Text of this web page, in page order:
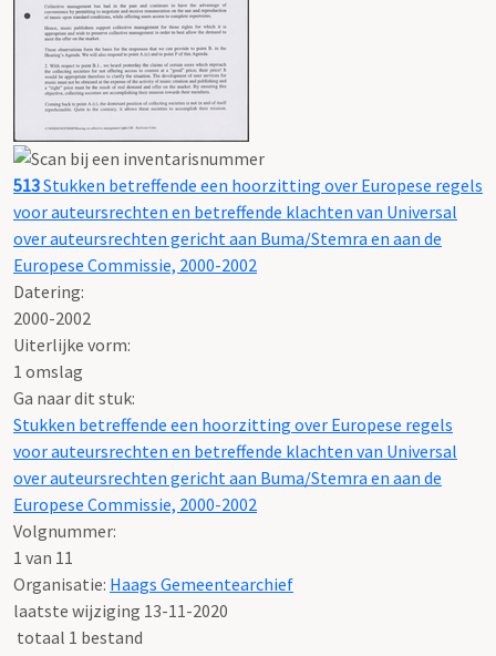
513Stukken betreffende een hoorzitting over Europese regels
voor auteursrechten en betreffende klachten van Universal
over auteursrechten gericht aan Buma/Stemra en aan de
Europese Commissie, 2000-2002
Datering:
2000-2002
Uiterlijke vorm:
1 omslag
Ga naar dit stuk:
Stukken betreffende een hoorzitting over Europese regels
voor auteursrechten en betreffende klachten van Universal
over auteursrechten gericht aan Buma/Stemra en aan de
Europese Commissie, 2000-2002
Volgnummer:
1 van 11
Organisatie: Haags Gemeentearchief
laatste wijziging 13-11-2020
totaal 1 bestand